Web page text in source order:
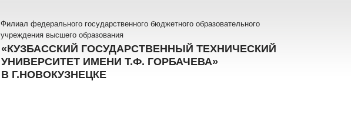
Филиал федерального государственного бюджетного образовательного
учреждения высшего образования
«КУЗБАССКИЙ ГОСУДАРСТВЕННЫЙ ТЕХНИЧЕСКИЙ
УНИВЕРСИТЕТ ИМЕНИ Т.Ф. ГОРБАЧЕВА»
В Г.НОВОКУЗНЕЦКЕ